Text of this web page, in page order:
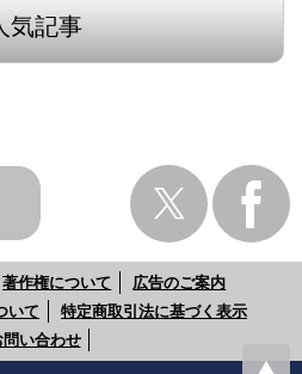
気記事
著作権について
広告のご案内
いて
特定商取引法に基づく表示
問い合わせ